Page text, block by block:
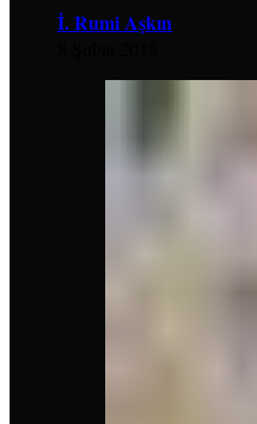
İ. Rumi Aşkın